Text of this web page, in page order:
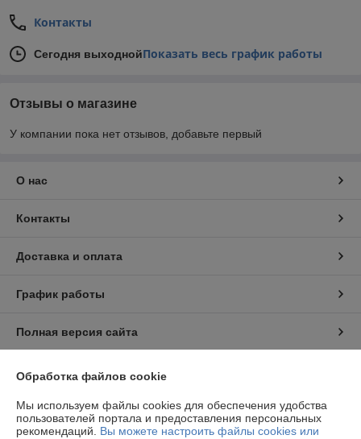
Контакты
Сегодня выходнойПоказать весь график работы
Отзывы о магазине
У компании пока нет отзывов, добавьте первый
О нас
Контакты
Доставка и оплата
График работы
Полная версия сайта
Политика обработки cookies
Сайт создан на платформе Deal.by
Обработка файлов cookie
Мы используем файлы cookies для обеспечения удобства
пользователей портала и предоставления персональных
рекомендаций. Вы можете настроить файлы cookies или